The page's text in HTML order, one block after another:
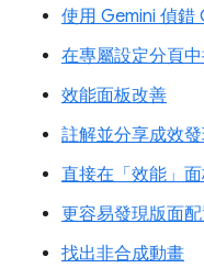
使用 Gemini 偵錯
在專屬設定分頁
效能面板改善
註解並分享成效
直接在「效能」
更容易發現版面
找出非合成動畫